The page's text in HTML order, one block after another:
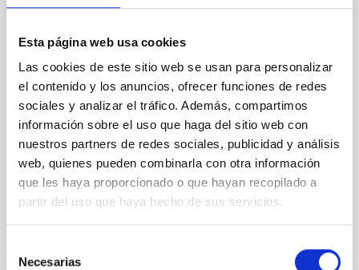
Esta página web usa cookies
Las cookies de este sitio web se usan para personalizar
el contenido y los anuncios, ofrecer funciones de redes
sociales y analizar el tráfico. Además, compartimos
información sobre el uso que haga del sitio web con
nuestros partners de redes sociales, publicidad y análisis
web, quienes pueden combinarla con otra información
que les haya proporcionado o que hayan recopilado a
partir del uso que haya hecho de sus servicios.
Necesarias
instead, however, that the orientation of cores and
their angular momentum vectors appear random
with respect to the larger-scale magnetic
Yin, Sean et al.
Fecha de publicación:
5 2026
BIBCODE 2026APJ..1003...83Y
NÚMERO DE CITAS 0